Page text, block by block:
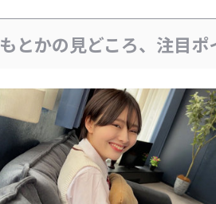
もとかの見どころ、注目ポ